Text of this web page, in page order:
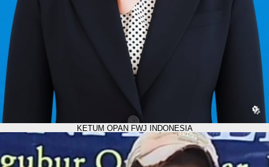
KETUM OPAN FWJ INDONESIA